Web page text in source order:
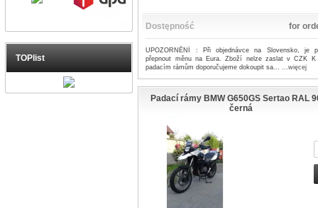
TOPlist
Dostępność for
UPOZORNĚNÍ : Při objednávce na Slovensko, je
přepnout měnu na Eura. Zboží nelze zaslat v CZK K
padacím rámům doporučujeme dokoupit sa......więcej
Padací rámy BMW G650GS Sertao RAL
černá